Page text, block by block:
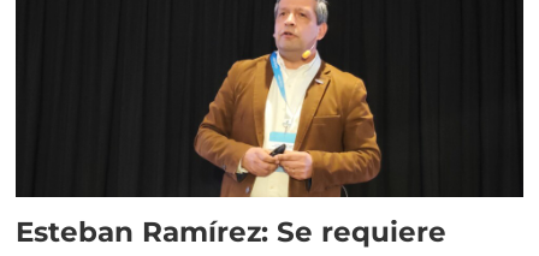
Esteban Ramírez: Se requiere